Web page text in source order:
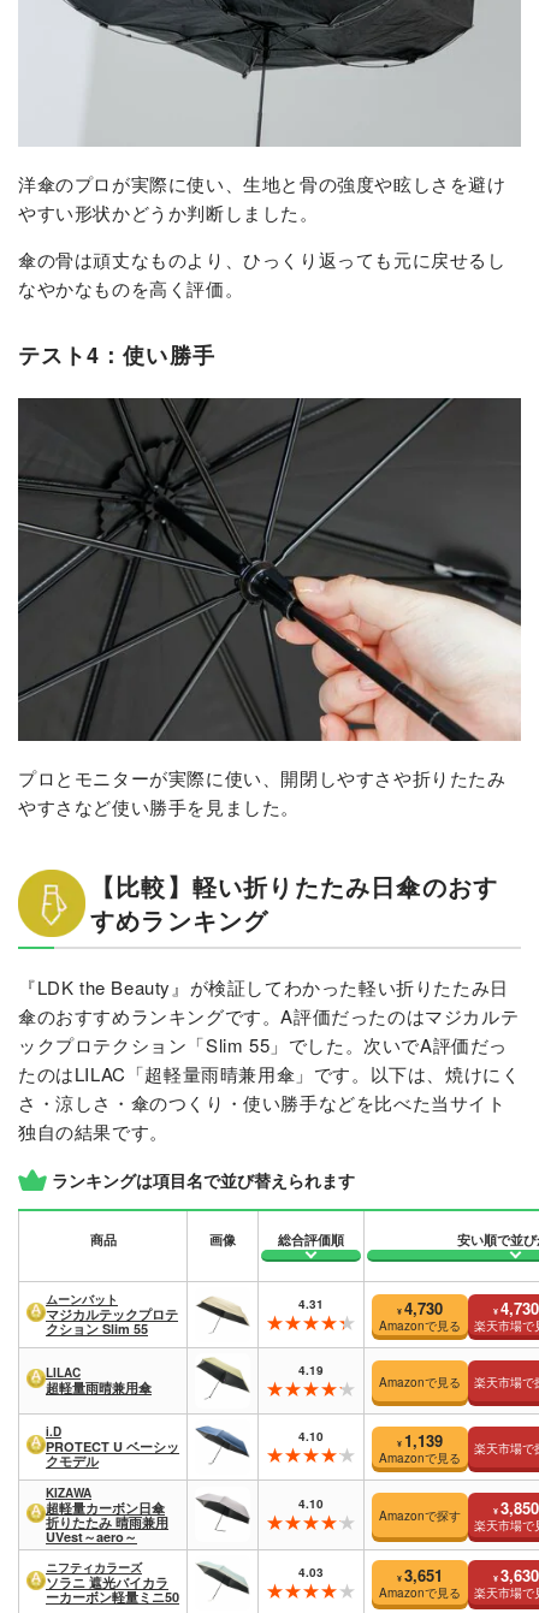
洋傘のプロが実際に使い、生地と骨の強度や眩しさを避け
やすい形状かどうか判断しました。
傘の骨は頑丈なものより、ひっくり返っても元に戻せるし
なやかなものを高く評価。
テスト4：使い勝手
プロとモニターが実際に使い、開閉しやすさや折りたたみ
やすさなど使い勝手を見ました。
【比較】軽い折りたたみ日傘のおす
すめランキング
『LDK the Beauty』が検証してわかった軽い折りたたみ日
傘のおすすめランキングです。A評価だったのはマジカルテ
ックプロテクション「Slim 55」でした。次いでA評価だっ
たのはLILAC「超軽量雨晴兼用傘」です。以下は、焼けにく
さ・涼しさ・傘のつくり・使い勝手などを比べた当サイト
独自の結果です。
ランキングは項目名で並び替えられます
商品 画像 総合評価順 安い順で並
ムーンバット
マジカルテックプロテ
クション Slim 55
4.31 ¥ 4,730
Amazonで見る
¥ 4,730
楽天市場で
LILAC
超軽量雨晴兼用傘
4.19
Amazonで見る 楽天市場で
i.D
PROTECT U ベーシッ
クモデル
4.10 ¥ 1,139
Amazonで見る
楽天市場で
KIZAWA
超軽量カーボン日傘
折りたたみ 晴雨兼用
UVest～aero～
4.10
Amazonで探す ¥ 3,850
楽天市場で
ニフティカラーズ
ソラニ 遮光バイカラ
ーカーボン軽量ミニ50
4.03 ¥ 3,651
Amazonで見る
¥ 3,630
楽天市場で